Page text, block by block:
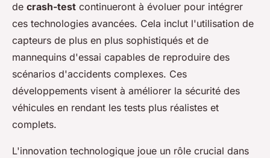
de crash-test continueront à évoluer pour intégrer
ces technologies avancées. Cela inclut l'utilisation de
capteurs de plus en plus sophistiqués et de
mannequins d'essai capables de reproduire des
scénarios d'accidents complexes. Ces
développements visent à améliorer la sécurité des
véhicules en rendant les tests plus réalistes et
complets.
L'innovation technologique joue un rôle crucial dans